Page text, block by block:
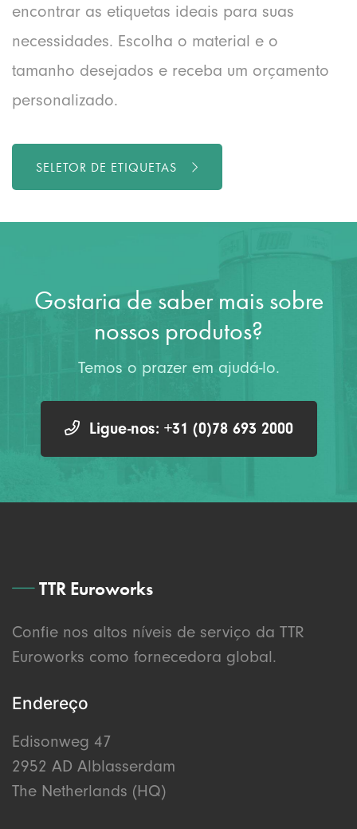
encontrar as etiquetas ideais para suas
necessidades. Escolha o material e o
tamanho desejados e receba um orçamento
personalizado.
SELETOR DE ETIQUETAS
Gostaria de saber mais sobre
nossos produtos?
Temos o prazer em ajudá-lo.
Ligue-nos: +31 (0)78 693 2000
TTR Euroworks
Confie nos altos níveis de serviço da TTR
Euroworks como fornecedora global.
Endereço
Edisonweg 47
2952 AD Alblasserdam
The Netherlands (HQ)